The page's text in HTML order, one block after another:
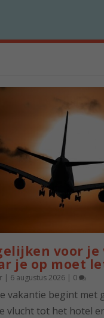
voor je
je op moet
| 6 augustus 2026 | 0
vakantie begint met
vlucht tot het hotel